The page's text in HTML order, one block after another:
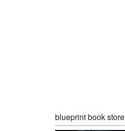
blueprint book store